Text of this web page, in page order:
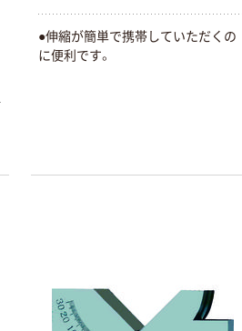
●伸縮が簡単で携帯していただくの
に便利です。